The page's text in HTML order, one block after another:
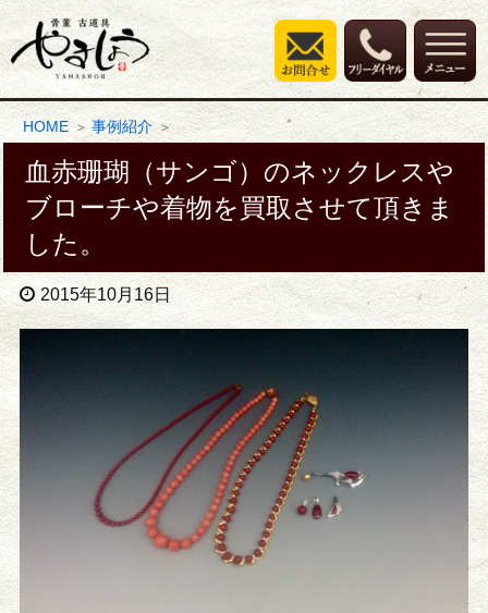
HOME 事例紹介
血赤珊瑚（サンゴ）のネックレスや
ブローチや着物を買取させて頂きま
した。
2015年10月16日